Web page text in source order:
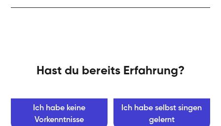
Hast du bereits Erfahrung?
Ich habe keine
Vorkenntnisse
Ich habe selbst singen
gelernt